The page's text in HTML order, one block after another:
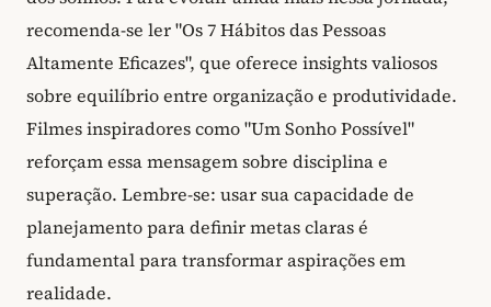
recomenda-se ler "Os 7 Hábitos das Pessoas
Altamente Eficazes", que oferece insights valiosos
sobre equilíbrio entre organização e produtividade.
Filmes inspiradores como "Um Sonho Possível"
reforçam essa mensagem sobre disciplina e
superação. Lembre-se: usar sua capacidade de
planejamento para definir metas claras é
fundamental para transformar aspirações em
realidade.